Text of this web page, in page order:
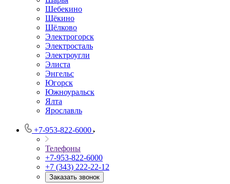
Шебекино
Щёкино
Щёлково
Электрогорск
Электросталь
Электроугли
Элиста
Энгельс
Югорск
Южноуральск
Ялта
Ярославль
+7-953-822-6000
Телефоны
+7-953-822-6000
+7 (343) 222-22-12
Заказать звонок